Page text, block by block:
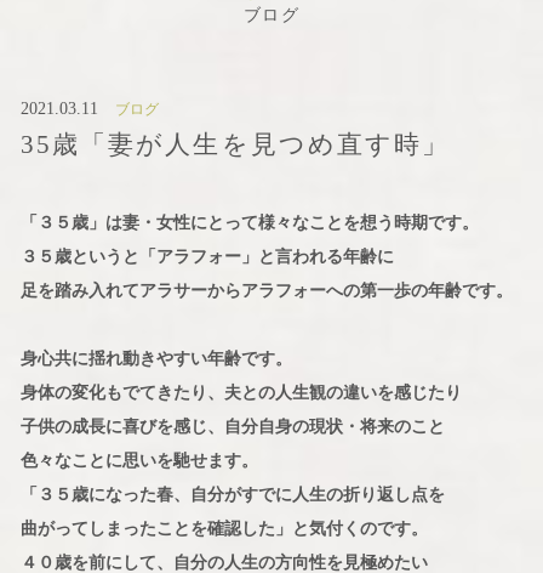
ブログ
2021.03.11 ブログ
35歳「妻が人生を見つめ直す時」
「３５歳」は妻・女性にとって様々なことを想う時期です。
３５歳というと「アラフォー」と言われる年齢に
足を踏み入れてアラサーからアラフォーへの第一歩の年齢です。
身心共に揺れ動きやすい年齢です。
身体の変化もでてきたり、夫との人生観の違いを感じたり
子供の成長に喜びを感じ、自分自身の現状・将来のこと
色々なことに思いを馳せます。
「３５歳になった春、自分がすでに人生の折り返し点を
曲がってしまったことを確認した」と気付くのです。
４０歳を前にして、自分の人生の方向性を見極めたい